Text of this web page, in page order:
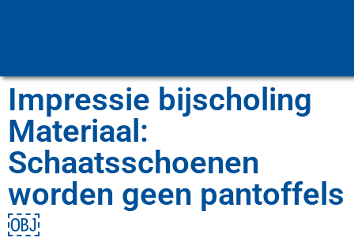
Impressie bijscholing
Materiaal:
Schaatsschoenen
worden geen pantoffels
￼